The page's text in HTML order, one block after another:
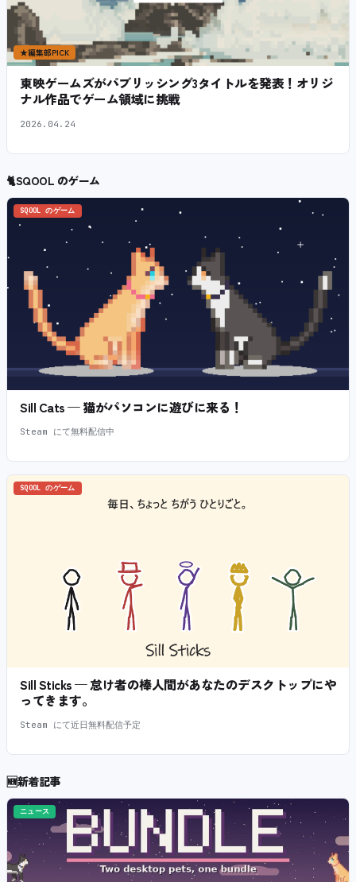
★編集部PICK
東映ゲームズがパブリッシング3タイトルを発表！オリジ
ナル作品でゲーム領域に挑戦
2026.04.24
🐈SQOOL のゲーム
SQOOL のゲーム
Sill Cats — 猫がパソコンに遊びに来る！
Steam にて無料配信中
SQOOL のゲーム
Sill Sticks — 怠け者の棒人間があなたのデスクトップにや
ってきます。
Steam にて近日無料配信予定
🆕新着記事
ニュース